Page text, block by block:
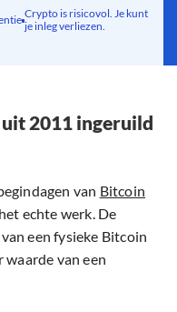
Crypto is risicovol. Je kunt
je inleg verliezen.
2011 ingeruild
van Bitcoin
echte werk. De
een fysieke Bitcoin
waarde van een